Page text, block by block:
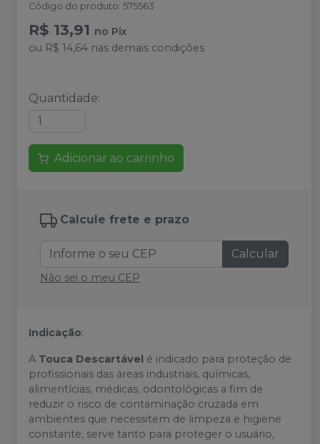
Código do produto: 575563
R$ 13,91 no Pix
ou R$ 14,64 nas demais condições
Quantidade:
Adicionar ao carrinho
Calcule frete e prazo
Calcular
Não sei o meu CEP
Indicação:
A Touca Descartável é indicado para proteção de
profissionais das áreas industriais, químicas,
alimentícias, médicas, odontológicas a fim de
reduzir o risco de contaminação cruzada em
ambientes que necessitem de limpeza e higiene
constante, serve tanto para proteger o usuário,